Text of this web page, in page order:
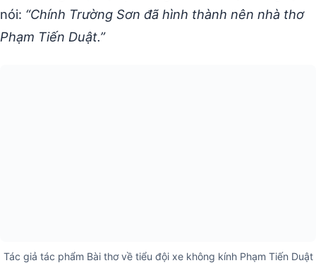
nói: “Chính Trường Sơn đã hình thành nên nhà thơ
Phạm Tiến Duật.”
Tác giả tác phẩm Bài thơ về tiểu đội xe không kính Phạm Tiến Duật